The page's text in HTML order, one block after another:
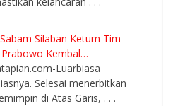
Silaban Ketum Tim
Prabowo Kembal…
Luarbiasa
Selesai menerbitkan
di Atas Garis, . . .